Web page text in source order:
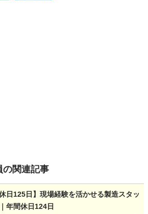
の関連記事
休日125日】現場経験を活かせる製造スタッ
年間休日124日